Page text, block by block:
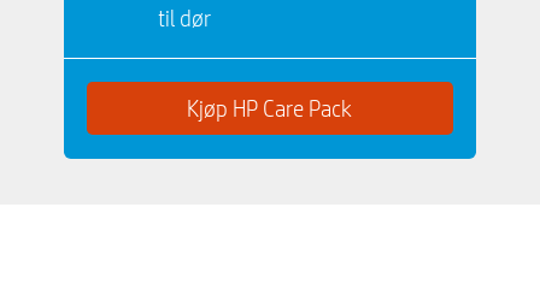
til dør
Kjøp HP Care Pack